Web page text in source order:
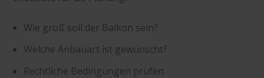
Wie groß soll der Balkon sein?
Welche Anbauart ist gewünscht?
Rechtliche Bedingungen prüfen